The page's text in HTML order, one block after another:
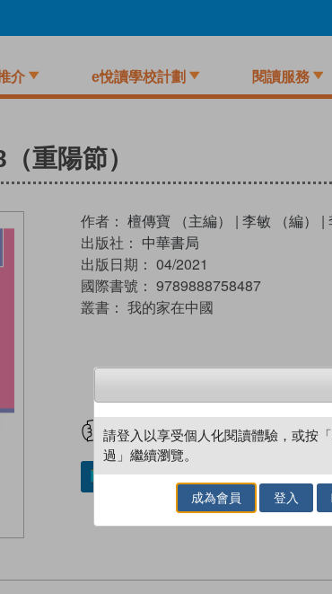
介 e悅讀學校計劃 閱讀服務
重陽節）
作者： 檀傳寶 （主編） | 李敏 （編） |
出版社： 中華書局
出版日期： 04/2021
國際書號： 9789888758487
叢書： 我的家在中國
試閲 加入閱讀紀
加入／閱讀電子書
請登入以享受個人化閱讀體驗，或按
過」繼續瀏覽。
成為會員 登入